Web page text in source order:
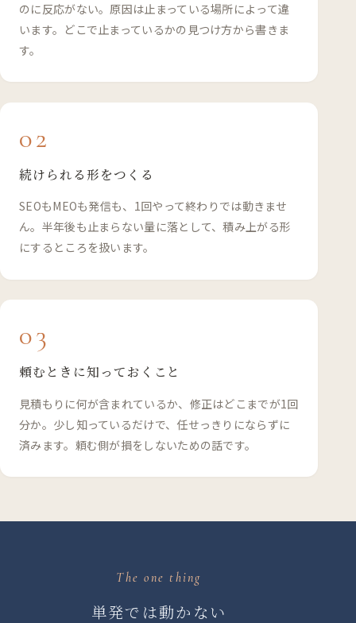
のに反応がない。原因は止まっている場所によって違
います。どこで止まっているかの見つけ方から書きま
す。
02
続けられる形をつくる
SEOもMEOも発信も、1回やって終わりでは動きませ
ん。半年後も止まらない量に落として、積み上がる形
にするところを扱います。
03
頼むときに知っておくこと
見積もりに何が含まれているか、修正はどこまでが1回
分か。少し知っているだけで、任せっきりにならずに
済みます。頼む側が損をしないための話です。
The one thing
単発では動かない